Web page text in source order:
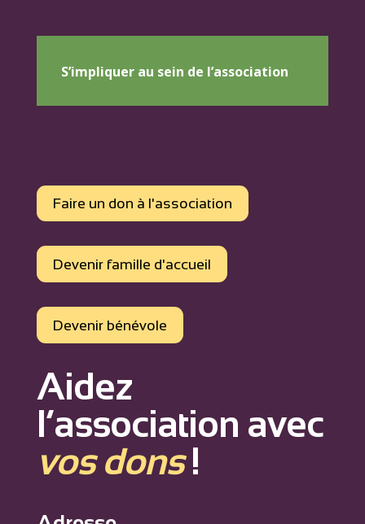
S’impliquer au sein de l’association
Faire un don à l'association
Devenir famille d'accueil
Devenir bénévole
Aidez
l’association avec
vos dons!